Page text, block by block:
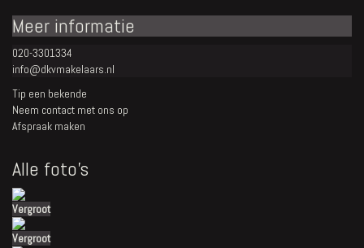
Meer informatie
020-3301334
info@dkvmakelaars.nl
Tip een bekende
Neem contact met ons op
Afspraak maken
Alle foto's
Vergroot
Vergroot